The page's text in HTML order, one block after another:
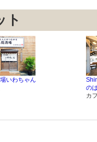
ト
いわちゃん
の
カ